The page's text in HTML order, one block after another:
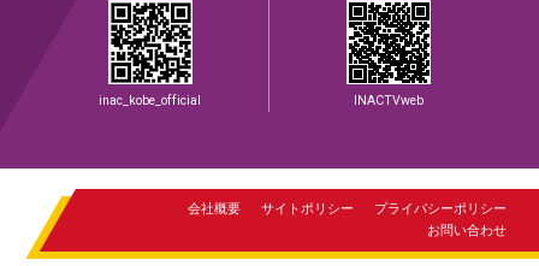
inac_kobe_official INACTVweb
会社概要 サイトポリシー
プライバシーポリシー
お問い合わせ